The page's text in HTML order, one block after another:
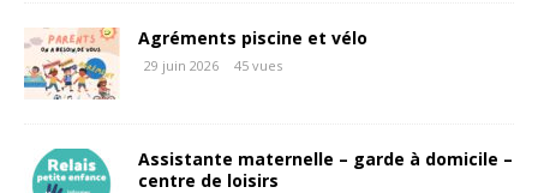
Agréments piscine et vélo
29 juin 2026 45 vues
Assistante maternelle – garde à domicile –
centre de loisirs